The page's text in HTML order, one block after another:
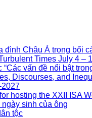
Châu Á trong bối
Times July 4 –
vấn đề nổi bật
Discourses, and
2027
hosting the XXII ISA
sinh của ông
tộc